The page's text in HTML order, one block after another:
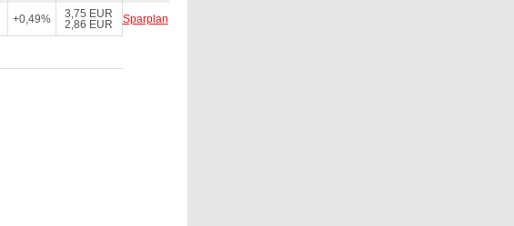
+0,49%
3,75 EUR
2,86 EUR
Sparplan